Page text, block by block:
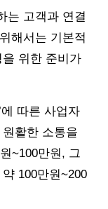
는 고객과 연결
해서는 기본적
위한 준비가
따른 사업자
활한 소통을
~100만원, 그
100만원~200